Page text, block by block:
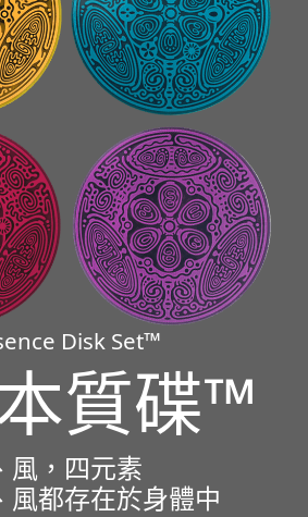
Disk Set™
質碟™
風，四元素
風都存在於身體中